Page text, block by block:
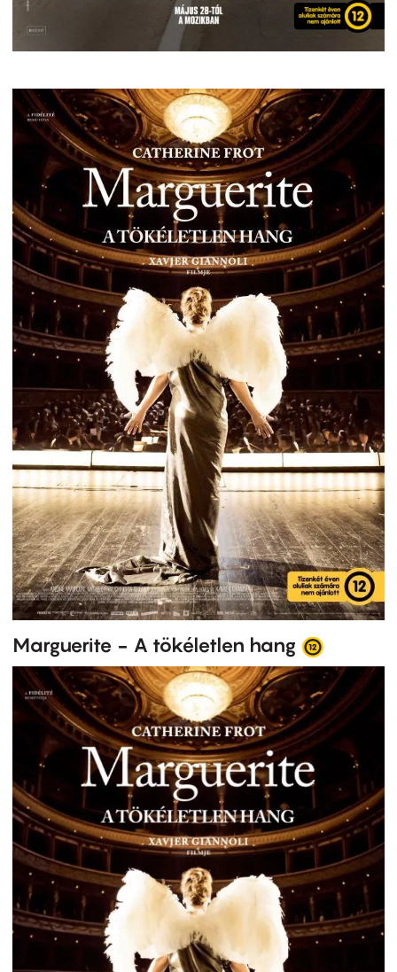
Marguerite - A tökéletlen hang